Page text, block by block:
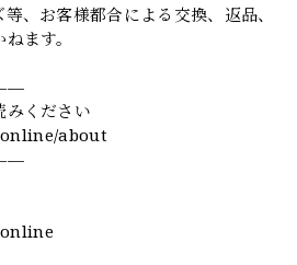
、お客様都合による交換、返品、
ます。
みください
about